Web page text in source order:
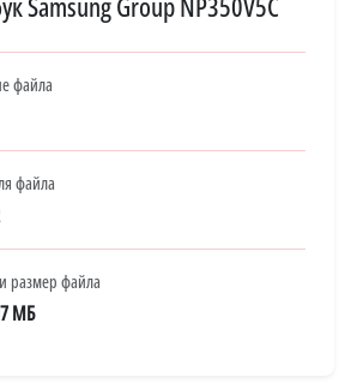
Samsung Group NP350V5C
файла
файла
размер файла
МБ